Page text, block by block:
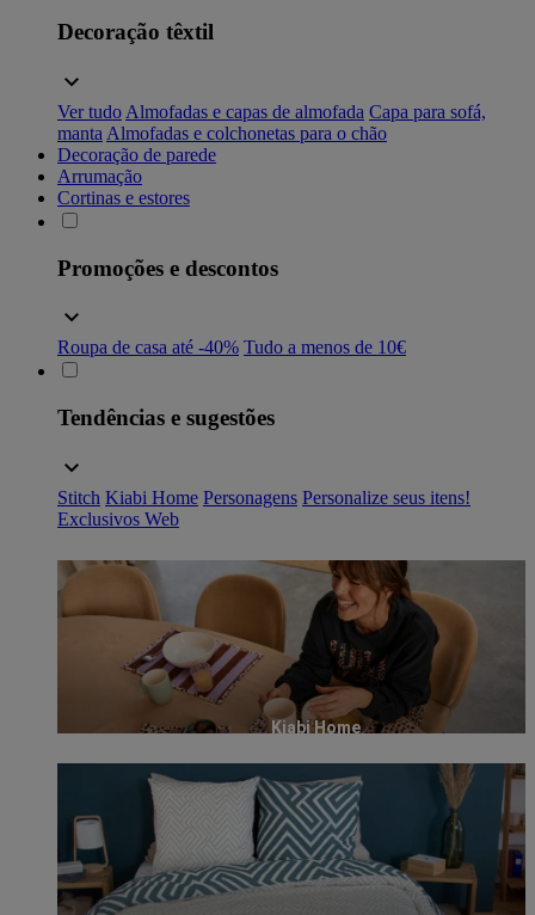
Decoração têxtil
Ver tudo Almofadas e capas de almofada Capa para sofá,
manta Almofadas e colchonetas para o chão
Decoração de parede
Arrumação
Cortinas e estores
Promoções e descontos
Roupa de casa até -40% Tudo a menos de 10€
Tendências e sugestões
Stitch Kiabi Home Personagens Personalize seus itens!
Exclusivos Web
Kiabi Home